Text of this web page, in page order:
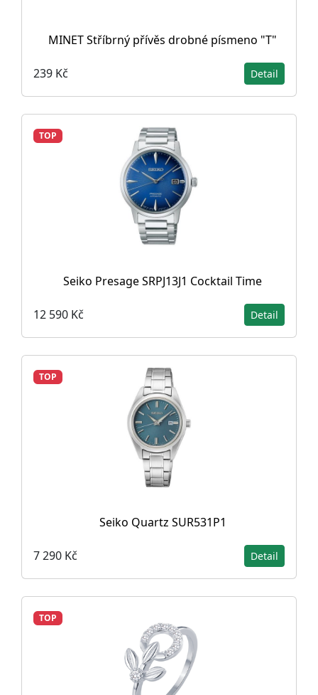
MINET Stříbrný přívěs drobné písmeno "T"
239 Kč Detail
TOP
Seiko Presage SRPJ13J1 Cocktail Time
12 590 Kč Detail
TOP
Seiko Quartz SUR531P1
7 290 Kč Detail
TOP